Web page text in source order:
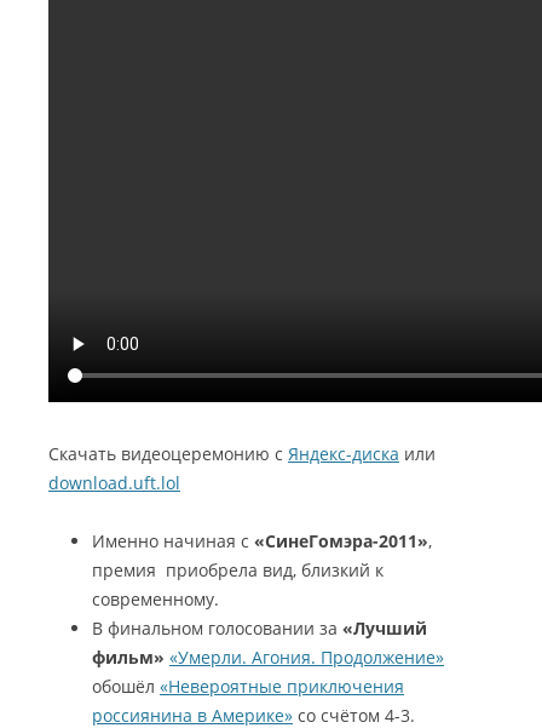
Скачать видеоцеремонию с Яндекс-диска или
download.uft.lol
Именно начиная с «СинеГомэра-2011»,
премия приобрела вид, близкий к
современному.
В финальном голосовании за «Лучший
фильм» «Умерли. Агония. Продолжение»
обошёл «Невероятные приключения
россиянина в Америке» со счётом 4-3.